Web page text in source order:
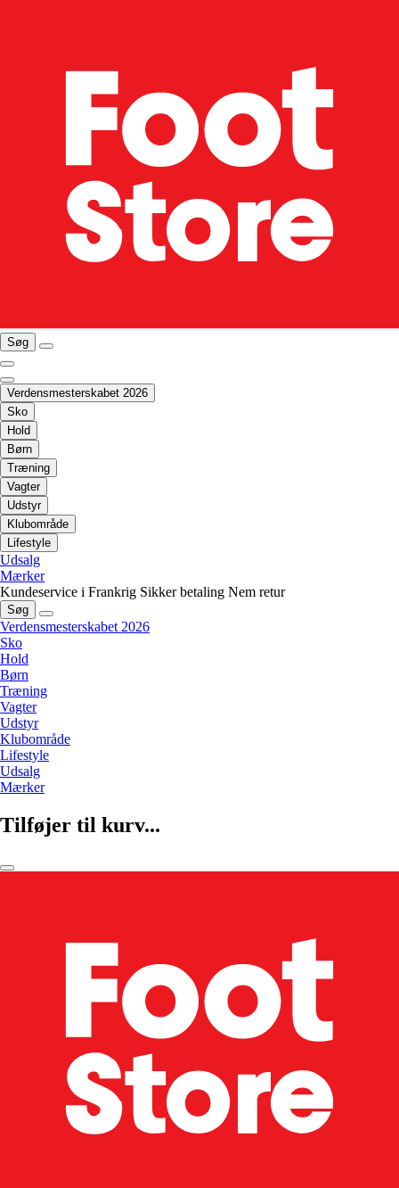
Søg
Verdensmesterskabet 2026
Sko
Hold
Børn
Træning
Vagter
Udstyr
Klubområde
Lifestyle
Udsalg
Mærker
Kundeservice i Frankrig Sikker betaling Nem retur
Søg
Verdensmesterskabet 2026
Sko
Hold
Børn
Træning
Vagter
Udstyr
Klubområde
Lifestyle
Udsalg
Mærker
Tilføjer til kurv...